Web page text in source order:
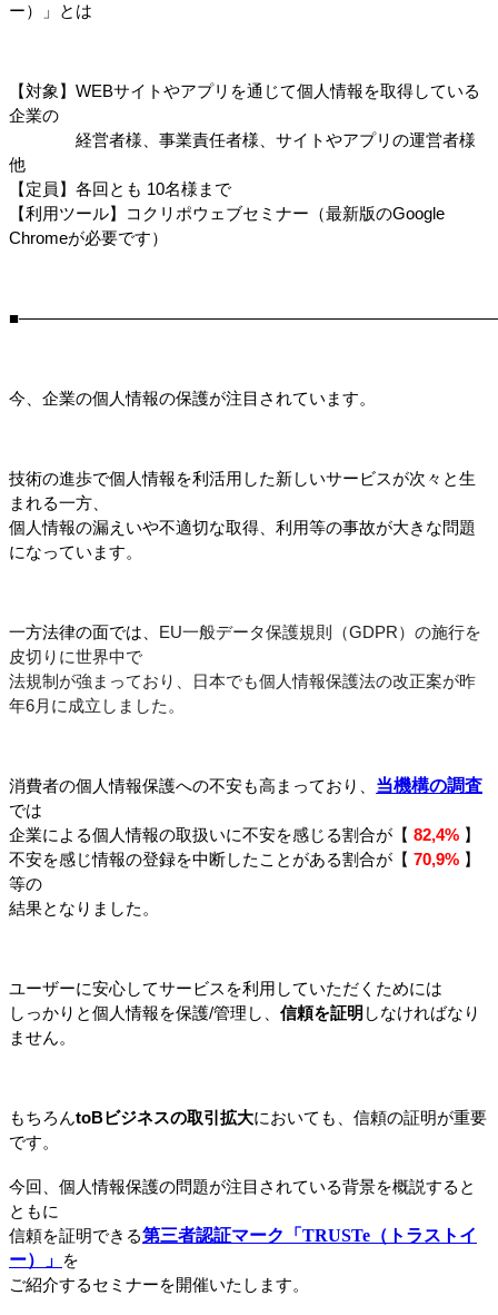
ー）」とは
【対象】WEBサイトやアプリを通じて個人情報を取得している
企業の
経営者様、事業責任者様、サイトやアプリの運営者様
他
【定員】各回とも 10名様まで
【利用ツール】コクリポウェブセミナー（最新版のGoogle
Chromeが必要です）
今、企業の個人情報の保護が注目されています。
技術の進歩で個人情報を利活用した新しいサービスが次々と生
まれる一方、
個人情報の漏えいや不適切な取得、利用等の事故が大きな問題
になっています。
一方法律の面では、 EU一般データ保護規則（GDPR）の施行を
皮切りに世界中で
法規制が強まっており、日本でも個人情報保護法の改正案が昨
年6月に成立しました。
消費者の個人情報保護への不安も高まっており、 当機構の調査
では
企業による個人情報の取扱いに不安を感じる割合が【 82,4% 】
不安を感じ情報の登録を中断したことがある割合が【 70,9% 】
等の
結果となりました。
ユーザーに安心してサービスを利用していただくためには
しっかりと個人情報を保護/管理し、 信頼を証明 しなければなり
ません。
もちろんtoBビジネスの取引拡大においても、信頼の証明が重要
です。
今回、個人情報保護の問題が注目されている背景を概説すると
ともに
信頼を証明できる第三者認証マーク「TRUSTe（トラストイ
ー）」
を
ご紹介するセミナーを開催いたします。